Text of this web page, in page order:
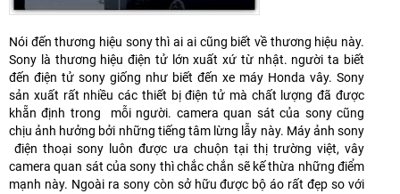
Nói đến thương hiệu sony thì ai ai cũng biết về thương hiệu này.
Sony là thương hiệu điện tử lớn xuất xứ từ nhật. người ta biết
đến điện tử sony giống như biết đến xe máy Honda vây. Sony
sản xuất rất nhiều các thiết bị điện tử mà chất lượng đã được
khẵn định trong mỗi người. camera quan sát của sony cũng
chịu ảnh hưởng bởi những tiếng tâm lừng lẫy này. Máy ảnh sony
điện thoại sony luôn được ưa chuộn tại thị trường việt, vây
camera quan sát của sony thì chắc chắn sẽ kế thừa những điểm
mạnh này. Ngoài ra sony còn sở hữu được bộ áo rất đẹp so với